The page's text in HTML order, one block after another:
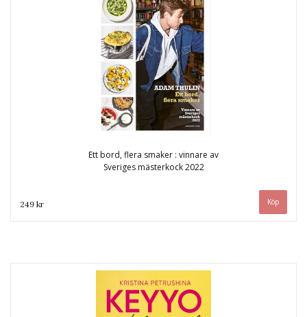
Ett bord, flera smaker : vinnare av
Sveriges mästerkock 2022
249 kr